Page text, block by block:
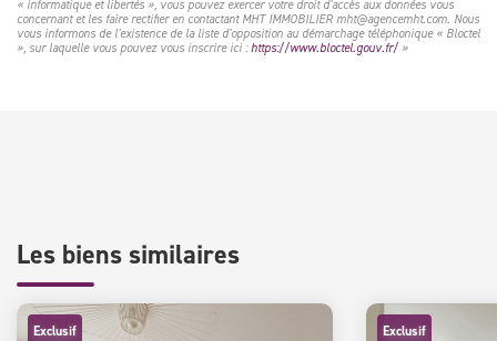
« informatique et libertés », vous pouvez exercer votre droit d'accès aux données vous
concernant et les faire rectifier en contactant MHT IMMOBILIER mht@agencemht.com. Nous
vous informons de l'existence de la liste d'opposition au démarchage téléphonique « Bloctel
», sur laquelle vous pouvez vous inscrire ici : https://www.bloctel.gouv.fr/ »
Les biens similaires
Exclusif Exclusif